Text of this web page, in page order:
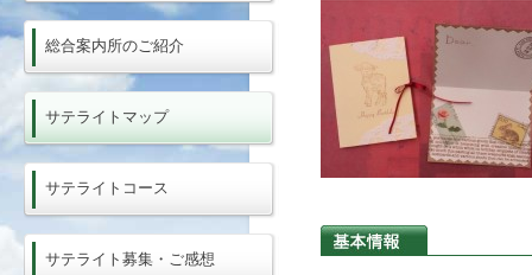
総合案内所のご紹介
サテライトマップ
サテライトコース
サテライト募集・ご感想